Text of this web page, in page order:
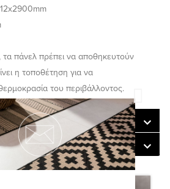
12x2900mm
πάνελ πρέπει να αποθηκευτούν
η τοποθέτηση για να
του περιβάλλοντος.